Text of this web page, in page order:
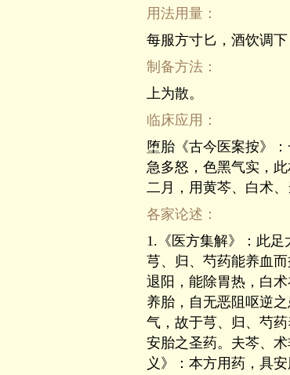
用法用量：
每服方寸匕，酒饮调下
制备方法：
上为散。
临床应用：
堕胎《古今医案按》
急多怒，色黑气实，
二月，用黄芩、白术
各家论述：
1.《医方集解》：此足
芎、归、芍药能养血
退阳，能除胃热，白
养胎，自无恶阻呕逆
气，故于芎、归、芍
安胎之圣药。夫芩、
义》：本方用药，具